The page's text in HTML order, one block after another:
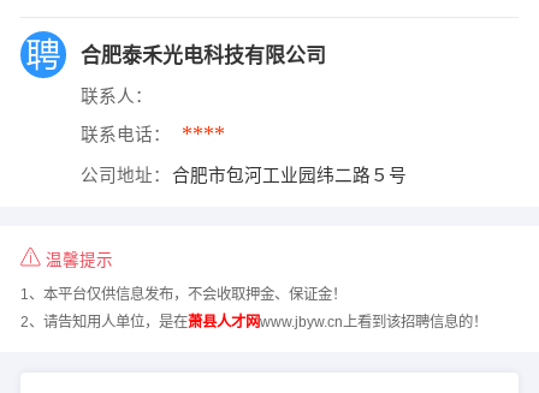
合肥泰禾光电科技有限公司
联系人：
联系电话： ****
公司地址： 合肥市包河工业园纬二路５号
温馨提示
1、本平台仅供信息发布，不会收取押金、保证金！
2、请告知用人单位，是在萧县人才网www.jbyw.cn上看到该招聘信息的！